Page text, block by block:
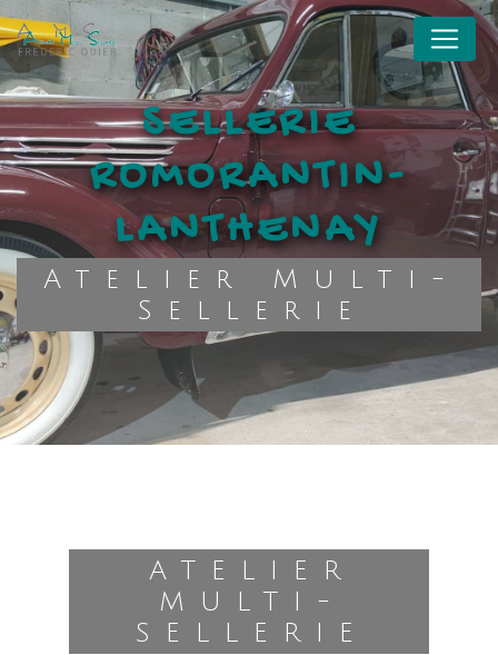
SELLERIE
ROMORANTIN-
LANTHENAY
Atelier Multi-
Sellerie
ATELIER
MULTI-
SELLERIE
Panneau de gestion des cookies